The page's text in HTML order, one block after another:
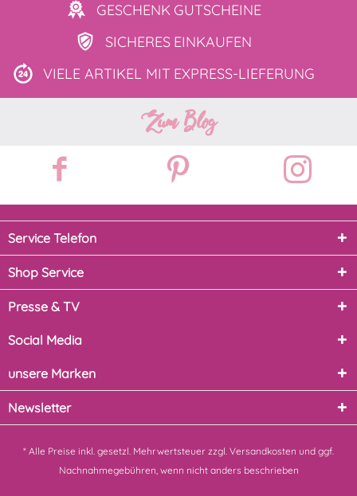
GESCHENK GUTSCHEINE
SICHERES EINKAUFEN
VIELE ARTIKEL MIT EXPRESS-LIEFERUNG
Zum Blog
Service Telefon
Shop Service
Presse & TV
Social Media
unsere Marken
Newsletter
* Alle Preise inkl. gesetzl. Mehrwertsteuer zzgl. Versandkosten und ggf.
Nachnahmegebühren, wenn nicht anders beschrieben